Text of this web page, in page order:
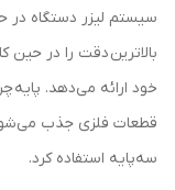
سیستم لیزر دستگاه
بالاترین دقت را در حین
خود ارائه می‌دهد. پایه
قطعات فلزی جذب می‌شود
سه‌پایه استفاده کرد.